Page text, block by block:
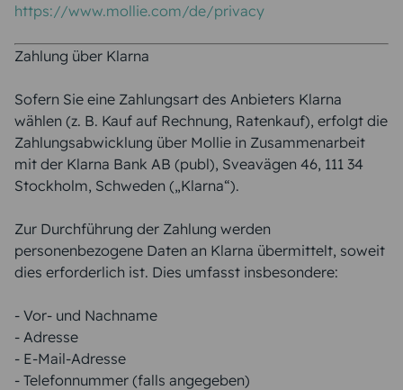
https://www.mollie.com/de/privacy
Zahlung über Klarna
Sofern Sie eine Zahlungsart des Anbieters Klarna
wählen (z. B. Kauf auf Rechnung, Ratenkauf), erfolgt die
Zahlungsabwicklung über Mollie in Zusammenarbeit
mit der Klarna Bank AB (publ), Sveavägen 46, 111 34
Stockholm, Schweden („Klarna“).
Zur Durchführung der Zahlung werden
personenbezogene Daten an Klarna übermittelt, soweit
dies erforderlich ist. Dies umfasst insbesondere:
- Vor- und Nachname
- Adresse
- E-Mail-Adresse
- Telefonnummer (falls angegeben)